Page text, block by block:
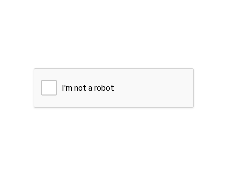
I'm not a robot